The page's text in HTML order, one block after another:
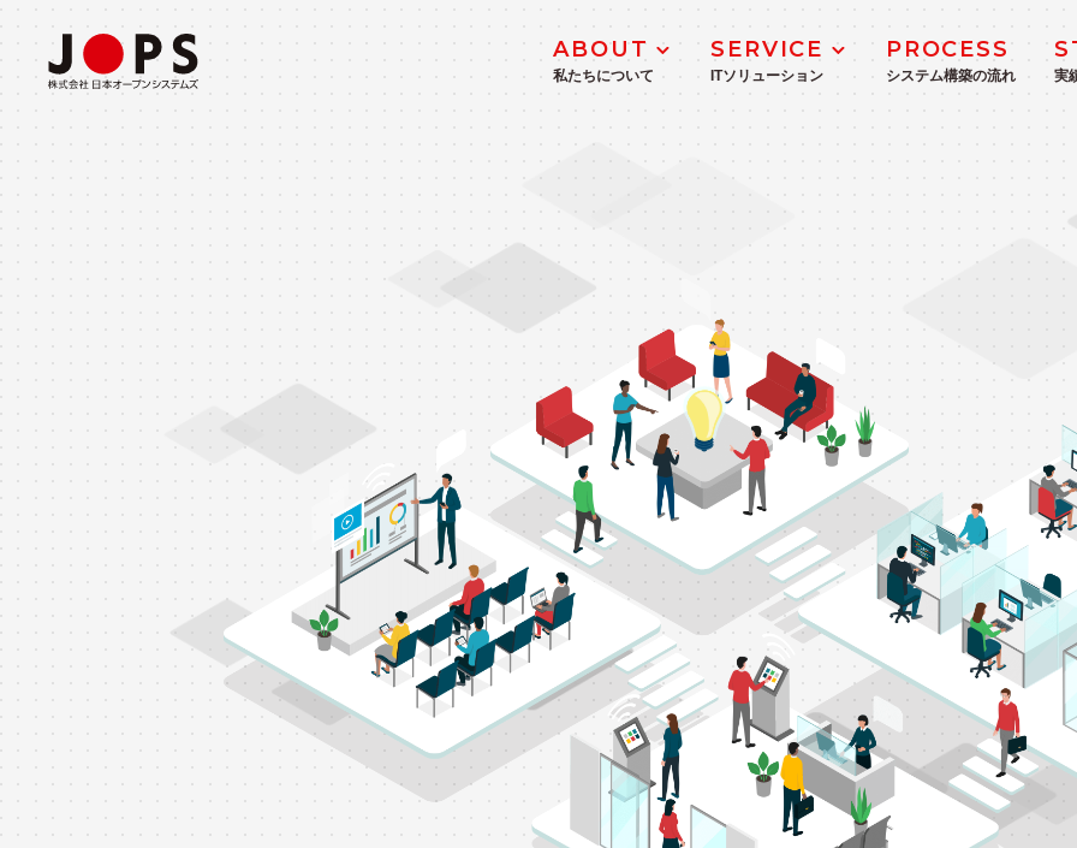
ABOUT
私たちについて
SERVICE
ITソリューション
コンサルティングソリューション
INTEGRATION
システム構築ソリューション
業務システム開発・導入支援
WEBシステム・モバイルアプリ開発
IoT・生産管理システム開発
ITインフラ構築
Microsoft 365・Azure導入支援サ
OPERATION
システム運用ソリューション
システム運用
セキュリティ診断・対策サービス
システム検証
製品紹介
PROCESS
システム構築の流れ 実